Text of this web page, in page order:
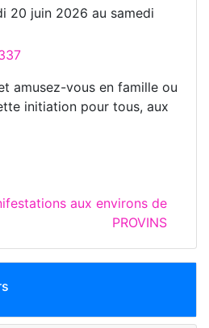
20 juin 2026 au samedi
amusez-vous en famille ou
initiation pour tous, aux
aux environs de
PROVINS